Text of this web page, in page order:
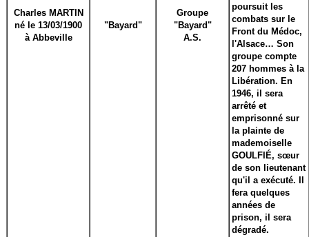
Charles MARTIN
né le 13/03/1900
à Abbeville
"Bayard"
Groupe
"Bayard"
A.S.
poursuit les
combats sur le
Front du Médoc,
l'Alsace… Son
groupe compte
207 hommes à la
Libération. En
1946, il sera
arrêté et
emprisonné sur
la plainte de
mademoiselle
GOULFIÉ, sœur
de son lieutenant
qu'il a exécuté. Il
fera quelques
années de
prison, il sera
dégradé.